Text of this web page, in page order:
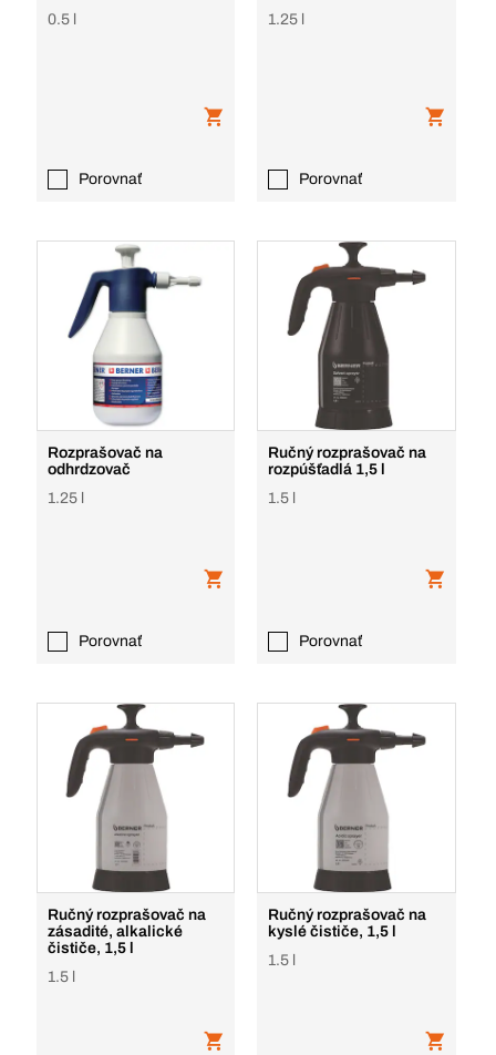
0.5 l
Porovnať
1.25 l
Porovnať
Rozprašovač na
odhrdzovač
1.25 l
Porovnať
Ručný rozprašovač na
rozpúšťadlá 1,5 l
1.5 l
Porovnať
Ručný rozprašovač na
zásadité, alkalické
čističe, 1,5 l
1.5 l
Ručný rozprašovač na
kyslé čističe, 1,5 l
1.5 l